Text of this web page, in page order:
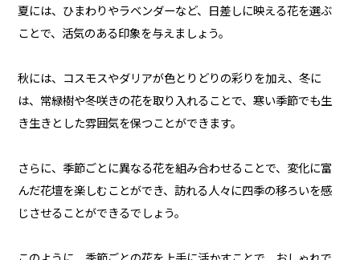
夏には、ひまわりやラベンダーなど、日差しに映える花を選ぶ
ことで、活気のある印象を与えましょう。
秋には、コスモスやダリアが色とりどりの彩りを加え、冬に
は、常緑樹や冬咲きの花を取り入れることで、寒い季節でも生
き生きとした雰囲気を保つことができます。
さらに、季節ごとに異なる花を組み合わせることで、変化に富
んだ花壇を楽しむことができ、訪れる人々に四季の移ろいを感
じさせることができるでしょう。